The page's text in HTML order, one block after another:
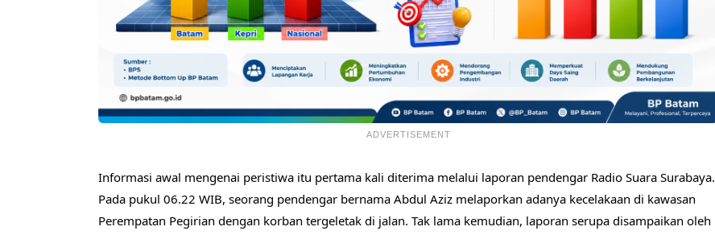
ADVERTISEMENT
Informasi awal mengenai peristiwa itu pertama kali diterima melalui laporan pendengar Radio Suara Surabaya.
Pada pukul 06.22 WIB, seorang pendengar bernama Abdul Aziz melaporkan adanya kecelakaan di kawasan
Perempatan Pegirian dengan korban tergeletak di jalan. Tak lama kemudian, laporan serupa disampaikan oleh